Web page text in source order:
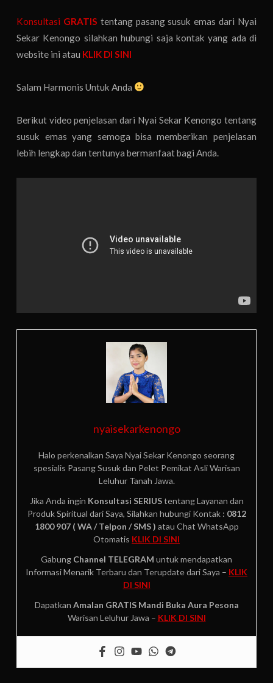
Konsultasi GRATIS tentang pasang susuk emas dari Nyai
Sekar Kenongo silahkan hubungi saja kontak yang ada di
website ini atau KLIK DI SINI
Salam Harmonis Untuk Anda
Berikut video penjelasan dari Nyai Sekar Kenongo tentang
susuk emas yang semoga bisa memberikan penjelasan
lebih lengkap dan tentunya bermanfaat bagi Anda.
nyaisekarkenongo
Halo perkenalkan Saya Nyai Sekar Kenongo seorang
spesialis Pasang Susuk dan Pelet Pemikat Asli Warisan
Leluhur Tanah Jawa.
Jika Anda ingin Konsultasi SERIUStentang Layanan dan
Produk Spiritual dari Saya, Silahkan hubungi Kontak : 0812
1800 907 ( WA / Telpon / SMS ) atau Chat WhatsApp
Otomatis KLIK DI SINI
Gabung Channel TELEGRAM untuk mendapatkan
Informasi Menarik Terbaru dan Terupdate dari Saya – KLIK
DI SINI
Dapatkan Amalan GRATIS Mandi Buka Aura Pesona
Warisan Leluhur Jawa – KLIK DI SINI